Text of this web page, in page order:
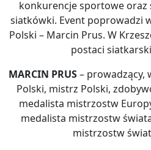
konkurencje sportowe oraz
siatkówki. Event poprowadzi
Polski – Marcin Prus. W
postaci
MARCIN PRUS– prowadzący,
Polski, mistrz Polski,
medalista mistrzostw
medalista mistrzostw
mistrzostw